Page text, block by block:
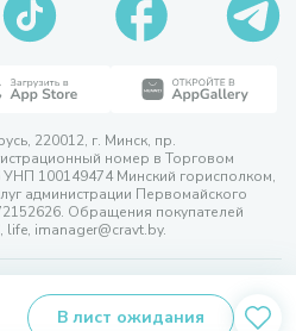
В лист ожидания
220012, г. Минск, пр.
номер в Торговом
100149474 Минский горисполком,
администрации Первомайского
Обращения покупателей
imanager@cravt.by.